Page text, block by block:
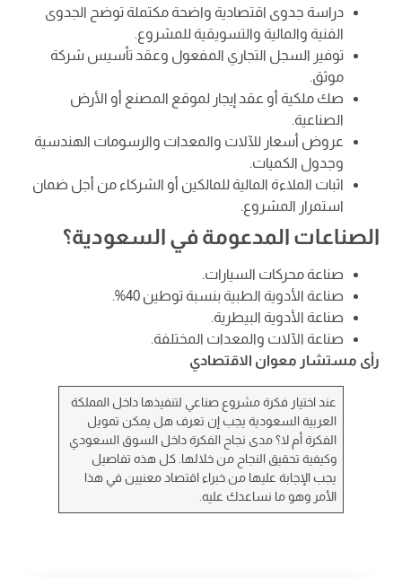
دراسة جدوى اقتصادية واضحة مكتملة توضح الجدوى
الفنية والمالية والتسويقية للمشروع.
توفير السجل التجاري المفعول وعقد تأسيس شركة
موثق.
صك ملكية أو عقد إيجار لموقع المصنع أو الأرض
الصناعية.
عروض أسعار للآلات والمعدات والرسومات الهندسية
وجدول الكميات.
اثبات الملاءة المالية للمالكين أو الشركاء من أجل ضمان
استمرار المشروع.
الصناعات المدعومة في السعودية؟
صناعة محركات السيارات.
صناعة الأدوية الطبية بنسبة توطين 40%.
صناعة الأدوية البيطرية.
صناعة الآلات والمعدات المختلفة.
رأى مستشار معوان الاقتصادي
عند اختيار فكرة مشروع صناعي لتنفيذها داخل المملكة
العربية السعودية يجب إن تعرف هل يمكن تمويل
الفكرة أم لا؟ مدى نجاح الفكرة داخل السوق السعودي
وكيفية تحقيق النجاح من خلالها. كل هذه تفاصيل
يجب الإجابة عليها من خبراء اقتصاد معنيين في هذا
الأمر وهو ما نساعدك عليه.